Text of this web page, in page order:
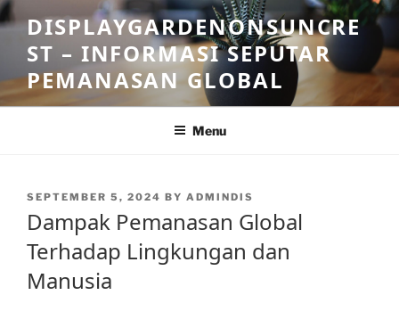
Skip
to
content
DISPLAYGARDENONSUNCRE
ST – INFORMASI SEPUTAR
PEMANASAN GLOBAL
Menu
POSTED
SEPTEMBER 5, 2024 BY ADMINDIS
Dampak Pemanasan Global
Terhadap Lingkungan dan
Manusia